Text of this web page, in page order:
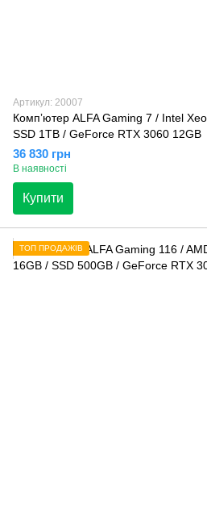
Артикул: 20007
Компʼютер ALFA Gaming 7 / Intel
SSD 1TB / GeForce RTX 3060 12GB
36 830 грн
В наявності
Купити
ТОП ПРОДАЖІВ